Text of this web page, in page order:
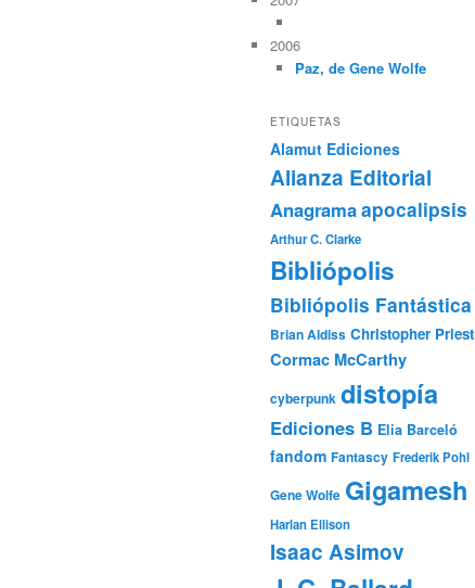
2006
Paz, de Gene Wolfe
ETIQUETAS
Alamut Ediciones
Alianza Editorial
Anagramaapocalipsis
Arthur C. Clarke
Bibliópolis
Bibliópolis Fantástica
Brian Aldiss Christopher Priest
Cormac McCarthy
cyberpunk distopía
Ediciones B Elia Barceló
fandom Fantascy Frederik Pohl
Gene Wolfe Gigamesh
Harlan Ellison
Isaac Asimov